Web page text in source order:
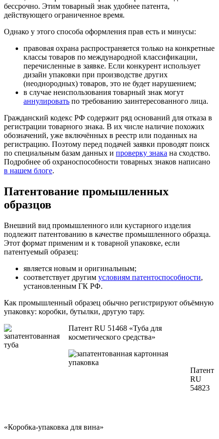
бессрочно. Этим товарный знак удобнее патента,
действующего ограниченное время.
Однако у этого способа оформления прав есть и минусы:
правовая охрана распространяется только на конкретные
классы товаров по международной классификации,
перечисленные в заявке. Если конкурент использует
дизайн упаковки при производстве других
(неоднородных) товаров, это не будет нарушением;
в случае неиспользования товарный знак могут
аннулировать по требованию заинтересованного лица.
Гражданский кодекс РФ содержит ряд оснований для отказа в
регистрации товарного знака. В их числе наличие похожих
обозначений, уже включённых в реестр или поданных на
регистрацию. Поэтому перед подачей заявки проводят поиск
по специальным базам данных и проверку знака на сходство.
Подробнее об охраноспособности товарных знаков написано
в нашем блоге.
Патентование промышленных
образцов
Внешний вид промышленного или кустарного изделия
подлежит патентованию в качестве промышленного образца.
Этот формат применим и к товарной упаковке, если
патентуемый образец:
является новым и оригинальным;
соответствует другим условиям патентоспособности,
установленным ГК РФ.
Как промышленный образец обычно регистрируют объёмную
упаковку: коробки, бутылки, другую тару.
Патент RU 51468 «Туба для
косметического средства»
Патент
RU
54823
«Коробка-упаковка для вина»